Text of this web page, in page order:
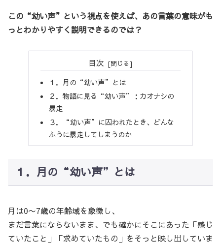
この“幼い声”という視点を使えば、あの言葉の意味がも
っとわかりやすく説明できるのでは？
目次
１．月の“幼い声”とは
２．物語に見る“幼い声”：カオナシの
暴走
３．“幼い声”に囚われたとき、どんな
ふうに暴走してしまうのか
１．月の“幼い声”とは
月は0〜7歳の年齢域を象徴し、
まだ言葉にならないまま、でも確かにそこにあった「感じ
ていたこと」「求めていたもの」をそっと映し出していま